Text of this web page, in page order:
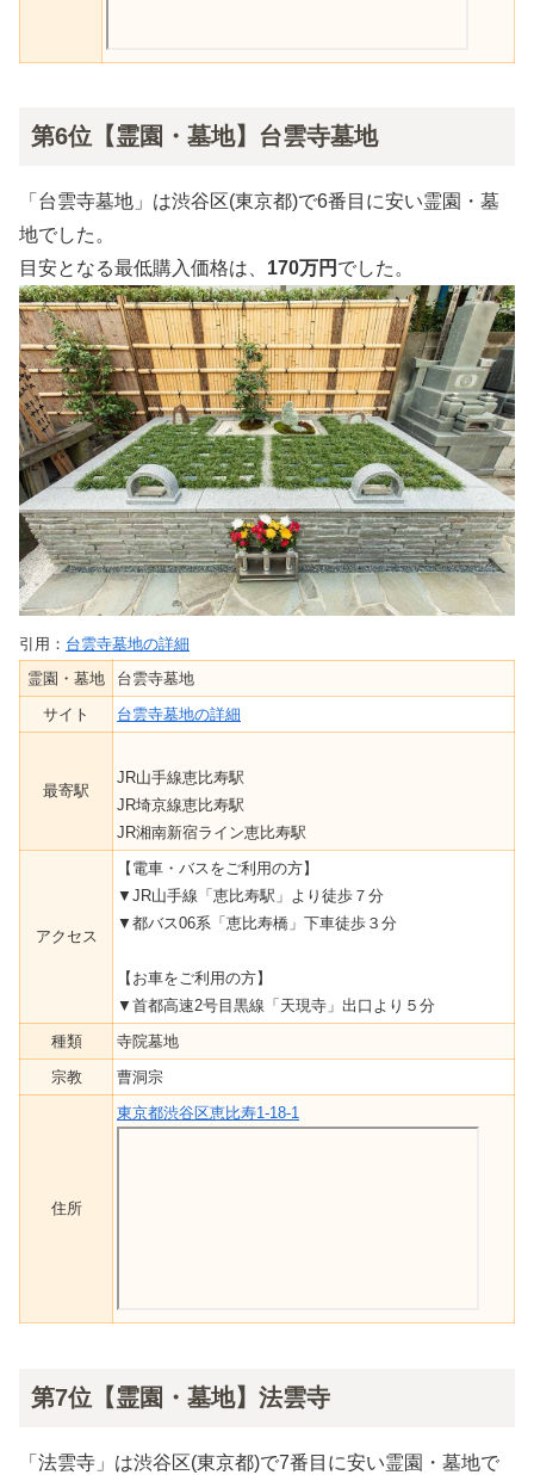
第6位【霊園・墓地】台雲寺墓地
「台雲寺墓地」は渋谷区(東京都)で6番目に安い霊園・墓
地でした。
目安となる最低購入価格は、 170万円 でした。
引用： 台雲寺墓地の詳細
霊園・墓地
台雲寺墓地
サイト
台雲寺墓地の詳細
最寄駅
JR山手線恵比寿駅
JR埼京線恵比寿駅
JR湘南新宿ライン恵比寿駅
アクセス
【電車・バスをご利用の方】
▼JR山手線「恵比寿駅」より徒歩７分
▼都バス06系「恵比寿橋」下車徒歩３分
【お車をご利用の方】
▼首都高速2号目黒線「天現寺」出口より５分
種類
寺院墓地
宗教
曹洞宗
住所
東京都渋谷区恵比寿1-18-1
第7位【霊園・墓地】法雲寺
「法雲寺」は渋谷区(東京都)で7番目に安い霊園・墓地で